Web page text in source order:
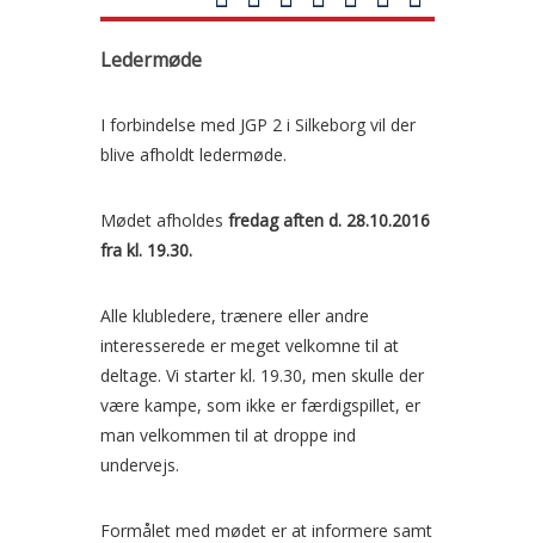
Ledermøde
I forbindelse med JGP 2 i Silkeborg vil der
blive afholdt ledermøde.
Mødet afholdes fredag aften d. 28.10.2016
fra kl. 19.30.
Alle klubledere, trænere eller andre
interesserede er meget velkomne til at
deltage. Vi starter kl. 19.30, men skulle der
være kampe, som ikke er færdigspillet, er
man velkommen til at droppe ind
undervejs.
Formålet med mødet er at informere samt